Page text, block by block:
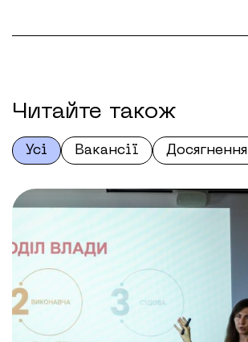
Читайте також
Усі Вакансії Досягнення